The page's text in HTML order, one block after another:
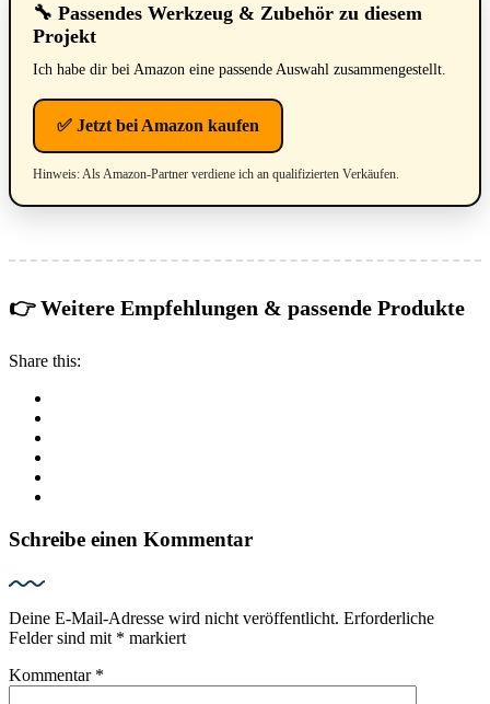
🔧 Passendes Werkzeug & Zubehör zu diesem
Projekt
Ich habe dir bei Amazon eine passende Auswahl zusammengestellt.
✅ Jetzt bei Amazon kaufen
Hinweis: Als Amazon-Partner verdiene ich an qualifizierten Verkäufen.
👉 Weitere Empfehlungen & passende Produkte
Share this:
Schreibe einen Kommentar
Deine E-Mail-Adresse wird nicht veröffentlicht. Erforderliche
Felder sind mit * markiert
Kommentar *